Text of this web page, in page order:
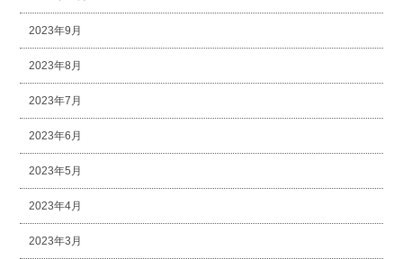
2023年9月
2023年8月
2023年7月
2023年6月
2023年5月
2023年4月
2023年3月